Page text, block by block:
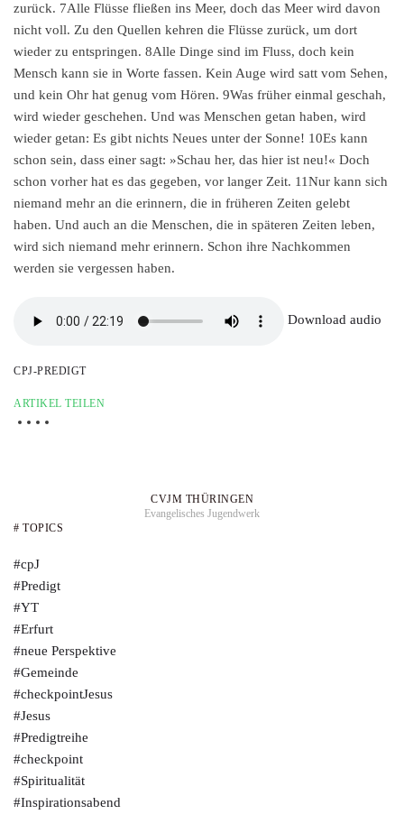
# TOPICS
#cpJ
#Predigt
#YT
#Erfurt
#neue Perspektive
#Gemeinde
#checkpointJesus
#Jesus
#Predigtreihe
#checkpoint
#Spiritualität
#Inspirationsabend
zurück. 7Alle Flüsse fließen ins Meer, doch das Meer wird davon
nicht voll. Zu den Quellen kehren die Flüsse zurück, um dort
wieder zu entspringen. 8Alle Dinge sind im Fluss, doch kein
Mensch kann sie in Worte fassen. Kein Auge wird satt vom Sehen,
und kein Ohr hat genug vom Hören. 9Was früher einmal geschah,
wird wieder geschehen. Und was Menschen getan haben, wird
wieder getan: Es gibt nichts Neues unter der Sonne! 10Es kann
schon sein, dass einer sagt: »Schau her, das hier ist neu!« Doch
schon vorher hat es das gegeben, vor langer Zeit. 11Nur kann sich
niemand mehr an die erinnern, die in früheren Zeiten gelebt
haben. Und auch an die Menschen, die in späteren Zeiten leben,
wird sich niemand mehr erinnern. Schon ihre Nachkommen
werden sie vergessen haben.
Download audio
CPJ-PREDIGT
ARTIKEL TEILEN
CVJM THÜRINGEN
Evangelisches Jugendwerk